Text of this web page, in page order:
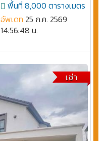
พื้นที่ 8,000 ตารางเมตร
อัพเดท 25 ก.ค. 2569
14:56:48 น.
เช่า